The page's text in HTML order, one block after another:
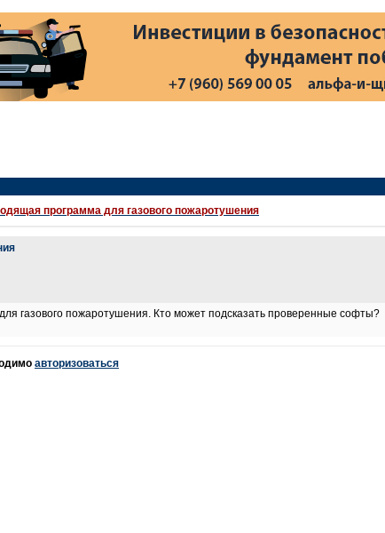
программа для газового пожаротушения
газового пожаротушения. Кто может подсказать проверенные софты?
авторизоваться